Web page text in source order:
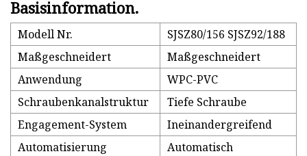
Basisinformation.
Modell Nr.
SJSZ80/156 SJSZ92/188
Maßgeschneidert
Maßgeschneidert
Anwendung
WPC-PVC
Schraubenkanalstruktur
Tiefe Schraube
Engagement-System
Ineinandergreifend
Automatisierung
Automatisch